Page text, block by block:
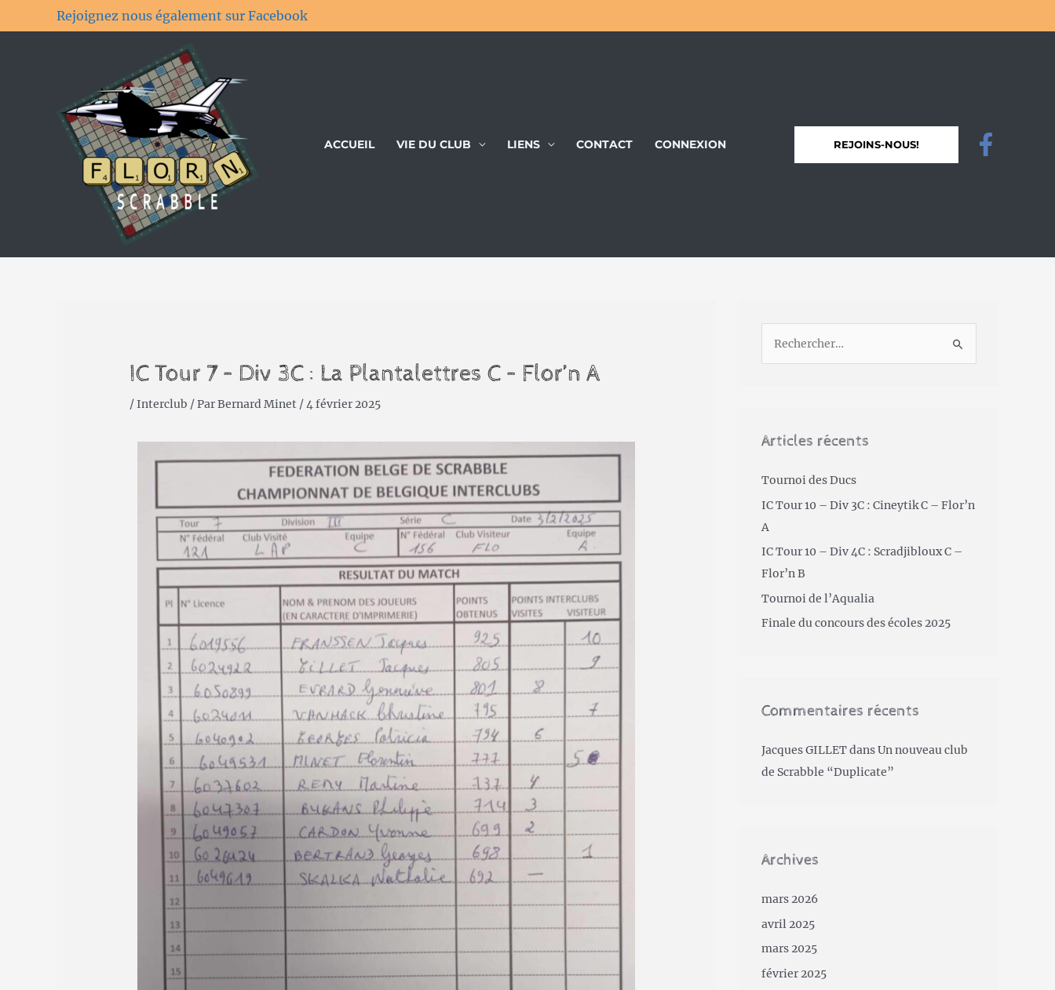
Rejoignez nous également sur Facebook
ACCUEIL VIE DU CLUB LIENS CONTACT CONNEXION REJOINS-NOUS!
IC Tour 7 – Div 3C : La Plantalettres C – Flor’n A
/Interclub / ParBernard Minet /4 février 2025
Articles récents
Tournoi des Ducs
IC Tour 10 – Div 3C : Cineytik C – Flor’n
A
IC Tour 10 – Div 4C : Scradjibloux C –
Flor’n B
Tournoi de l’Aqualia
Finale du concours des écoles 2025
Commentaires récents
Jacques GILLETdansUn nouveau club
de Scrabble “Duplicate”
Archives
mars 2026
avril 2025
mars 2025
février 2025